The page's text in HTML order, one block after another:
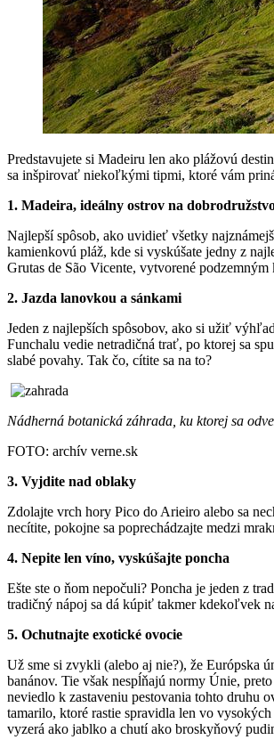
Predstavujete si Madeiru len ako plážovú
sa inšpirovať niekoľkými tipmi, ktoré vám
1. Madeira, ideálny ostrov na
Najlepší spôsob, ako uvidieť všetky
kamienkovú pláž, kde si vyskúšate jedny z
Grutas de São Vicente, vytvorené
2. Jazda lanovkou a sánkami
Jeden z najlepších spôsobov, ako si užiť
Funchalu vedie netradičná trať, po ktorej sa
slabé povahy. Tak čo, cítite sa na to?
Nádherná botanická záhrada, ku ktorej sa
FOTO: archív verne.sk
3. Vyjdite nad oblaky
Zdolajte vrch hory Pico do Arieiro alebo sa
necítite, pokojne sa poprechádzajte medzi
4. Nepite len víno, vyskúšajte poncha
Ešte ste o ňom nepočuli? Poncha je jeden z
tradičný nápoj sa dá kúpiť takmer kdekoľvek
5. Ochutnajte exotické ovocie
Už sme si zvykli (alebo aj nie?), že Európska
banánov. Tie však nespĺňajú normy Únie,
neviedlo k zastaveniu pestovania tohto druhu
tamarilo, ktoré rastie spravidla len vo
vyzerá ako jablko a chutí ako broskyňový